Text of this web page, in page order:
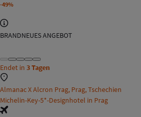
-49%
BRANDNEUES ANGEBOT
Endet in 3 Tagen
Almanac X Alcron Prag, Prag, Tschechien
Michelin-Key-5*-Designhotel in Prag